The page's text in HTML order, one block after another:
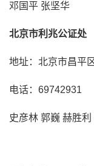
邓国平 张坚华
北京市利兆公证处
地址：北京市昌平
电话：69742931
史彦林 郭巍 赫胜